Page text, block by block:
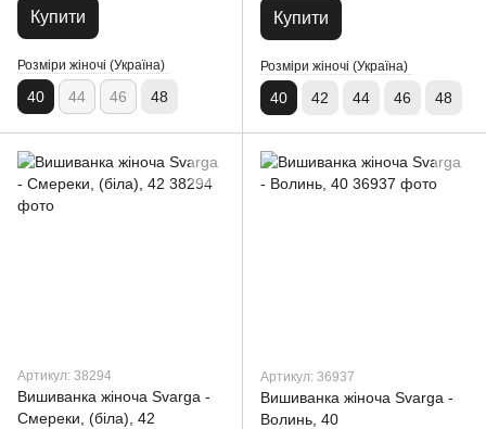
Купити
Розміри жіночі (Україна)
40 44 46 48
Купити
Розміри жіночі (Україна)
40 42 44 46 48
Артикул: 38294
Вишиванка жіноча Svarga -
Смереки, (біла), 42
Артикул: 36937
Вишиванка жіноча Svarga -
Волинь, 40